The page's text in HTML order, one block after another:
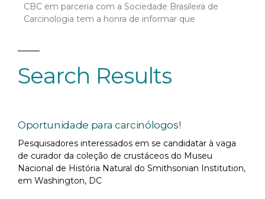
Search Results
Oportunidade para carcinólogos!
Pesquisadores interessados em se candidatar à vaga
de curador da coleção de crustáceos do Museu
Nacional de História Natural do Smithsonian Institution,
em Washington, DC
CBC em parceria com a Sociedade Brasileira de
Carcinologia tem a honra de informar que